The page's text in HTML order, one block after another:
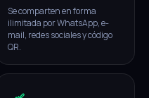
Se comparten en forma
ilimitada por WhatsApp, e-
mail, redes sociales y código
QR.